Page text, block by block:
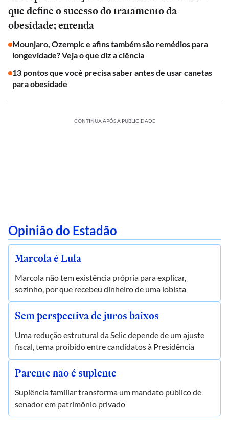
que define o sucesso do tratamento da
obesidade; entenda
Mounjaro, Ozempic e afins também são remédios para
longevidade? Veja o que diz a ciência
13 pontos que você precisa saber antes de usar canetas
para obesidade
CONTINUA APÓS A PUBLICIDADE
Opinião do Estadão
Marcola é Lula
Marcola não tem existência própria para explicar,
sozinho, por que recebeu dinheiro de uma lobista
Sem perspectiva de juros baixos
Uma redução estrutural da Selic depende de um ajuste
fiscal, tema proibido entre candidatos à Presidência
Parente não é suplente
Suplência familiar transforma um mandato público de
senador em patrimônio privado